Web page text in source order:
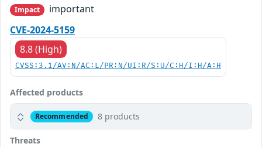
Impact
important
CVE-2024-5159
8.8 (High)
CVSS:3.1/AV:N/AC:L/PR:N/UI:R/S:U/C:H/I:H/A:H
Affected products
Recommended 8 products
Threats